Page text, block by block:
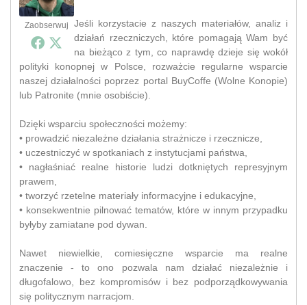
Zaobserwuj
Jeśli korzystacie z naszych materiałów, analiz i
działań rzeczniczych, które pomagają Wam być
na bieżąco z tym, co naprawdę dzieje się wokół
polityki konopnej w Polsce, rozważcie regularne wsparcie
naszej działalności poprzez portal BuyCoffe (Wolne Konopie)
lub Patronite (mnie osobiście).
Dzięki wsparciu społeczności możemy:
• prowadzić niezależne działania strażnicze i rzecznicze,
• uczestniczyć w spotkaniach z instytucjami państwa,
• nagłaśniać realne historie ludzi dotkniętych represyjnym
prawem,
• tworzyć rzetelne materiały informacyjne i edukacyjne,
• konsekwentnie pilnować tematów, które w innym przypadku
byłyby zamiatane pod dywan.
Nawet niewielkie, comiesięczne wsparcie ma realne
znaczenie - to ono pozwala nam działać niezależnie i
długofalowo, bez kompromisów i bez podporządkowywania
się politycznym narracjom.